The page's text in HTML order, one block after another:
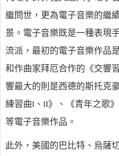
繼問世，更為電子音樂的繼
景。電子音樂既是一種表現
流派，最初的電子音樂作品
和作曲家拜厄合作的《交響
響最大的則是西德的斯托克
練習曲I、II》、《青年之歌
等電子音樂作品。
此外，美國的巴比特、烏薩